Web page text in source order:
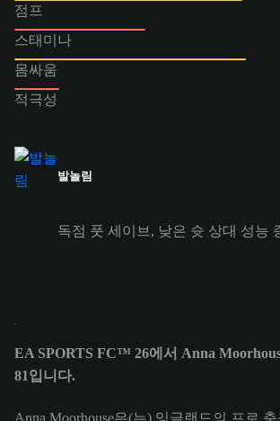
점프
스태미나
몸싸움
적극성
발놀림
독점 풋 세이브, 낮은 슛 상대 성능
EA SPORTS FC™ 26에서 Anna
81입니다.
Anna Moorhouse은(는) 잉글랜드의 프로